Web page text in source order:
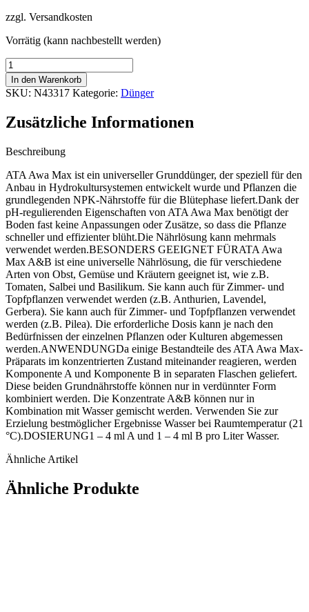
war:
ist:
zzgl. Versandkosten
Vorrätig (kann nachbestellt werden)
Atami
ATA
Awa
Max
250
Menge
In den Warenkorb
SKU: N43317 Kategorie: Dünger
Zusätzliche Informationen
Beschreibung
ATA Awa Max ist ein universeller Grunddünger, der speziell für den
Anbau in Hydrokultursystemen entwickelt wurde und Pflanzen die
grundlegenden NPK-Nährstoffe für die Blütephase liefert.Dank der
pH-regulierenden Eigenschaften von ATA Awa Max benötigt der
Boden fast keine Anpassungen oder Zusätze, so dass die Pflanze
schneller und effizienter blüht.Die Nährlösung kann mehrmals
verwendet werden.BESONDERS GEEIGNET FÜRATA Awa
Max A&B ist eine universelle Nährlösung, die für verschiedene
Arten von Obst, Gemüse und Kräutern geeignet ist, wie z.B.
Tomaten, Salbei und Basilikum. Sie kann auch für Zimmer- und
Topfpflanzen verwendet werden (z.B. Anthurien, Lavendel,
Gerbera). Sie kann auch für Zimmer- und Topfpflanzen verwendet
werden (z.B. Pilea). Die erforderliche Dosis kann je nach den
Bedürfnissen der einzelnen Pflanzen oder Kulturen abgemessen
werden.ANWENDUNGDa einige Bestandteile des ATA Awa Max-
Präparats im konzentrierten Zustand miteinander reagieren, werden
Komponente A und Komponente B in separaten Flaschen geliefert.
Diese beiden Grundnährstoffe können nur in verdünnter Form
kombiniert werden. Die Konzentrate A&B können nur in
Kombination mit Wasser gemischt werden. Verwenden Sie zur
Erzielung bestmöglicher Ergebnisse Wasser bei Raumtemperatur (21
°C).DOSIERUNG1 – 4 ml A und 1 – 4 ml B pro Liter Wasser.
Ähnliche Artikel
Ähnliche Produkte